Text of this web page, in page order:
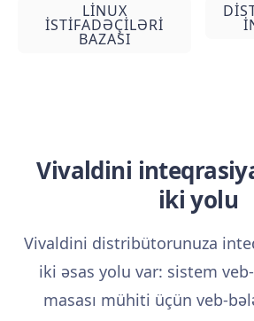
LINUX
ISTIFADƏÇILƏRI
BAZASI
Vivaldini
iki yolu
Vivaldini distribütorunuza
iki əsas yolu var: sistem
masası mühiti üçün veb-